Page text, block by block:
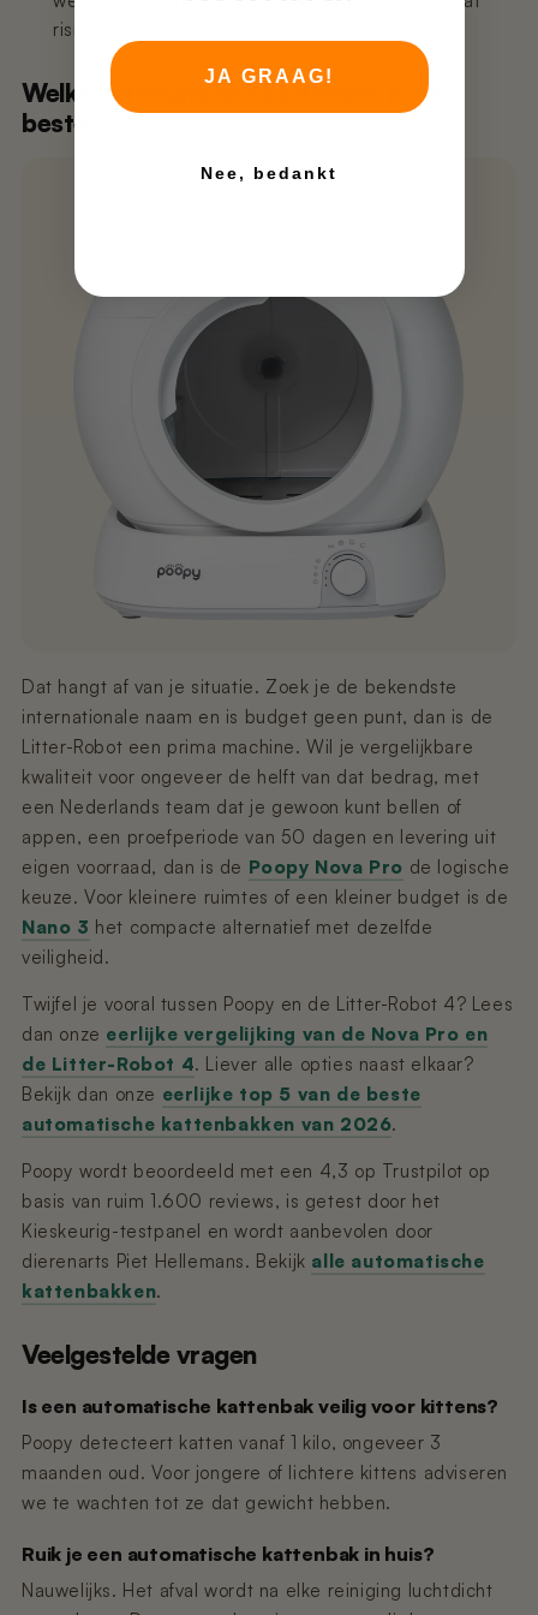
risico bij jou weg.
Welke automatische kattenbak is de
beste?
Dat hangt af van je situatie. Zoek je de bekendste
internationale naam en is budget geen punt, dan is de
Litter-Robot een prima machine. Wil je vergelijkbare
kwaliteit voor ongeveer de helft van dat bedrag, met
een Nederlands team dat je gewoon kunt bellen of
appen, een proefperiode van 50 dagen en levering uit
eigen voorraad, dan is de Poopy Nova Pro de logische
keuze. Voor kleinere ruimtes of een kleiner budget is de
Nano 3 het compacte alternatief met dezelfde
veiligheid.
Twijfel je vooral tussen Poopy en de Litter-Robot 4? Lees
dan onze eerlijke vergelijking van de Nova Pro en
de Litter-Robot 4. Liever alle opties naast elkaar?
Bekijk dan onze eerlijke top 5 van de beste
automatische kattenbakken van 2026.
Poopy wordt beoordeeld met een 4,3 op Trustpilot op
basis van ruim 1.600 reviews, is getest door het
Kieskeurig-testpanel en wordt aanbevolen door
dierenarts Piet Hellemans. Bekijk alle automatische
kattenbakken.
Veelgestelde vragen
Is een automatische kattenbak veilig voor kittens?
Poopy detecteert katten vanaf 1 kilo, ongeveer 3
maanden oud. Voor jongere of lichtere kittens adviseren
we te wachten tot ze dat gewicht hebben.
Ruik je een automatische kattenbak in huis?
Nauwelijks. Het afval wordt na elke reiniging luchtdicht
JA GRAAG!
Nee, bedankt